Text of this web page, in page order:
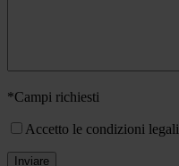
*Campi richiesti
Accetto le condizioni legali